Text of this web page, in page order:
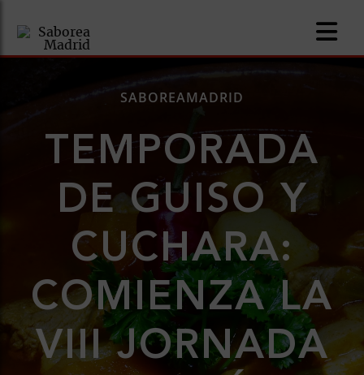
SABOREAMADRID
TEMPORADA
DE GUISO Y
CUCHARA:
COMIENZA LA
VIII JORNADA